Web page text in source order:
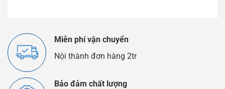
Miễn phí vận chuyển
Nội thành đơn hàng 2tr
Bảo đảm chất lượng